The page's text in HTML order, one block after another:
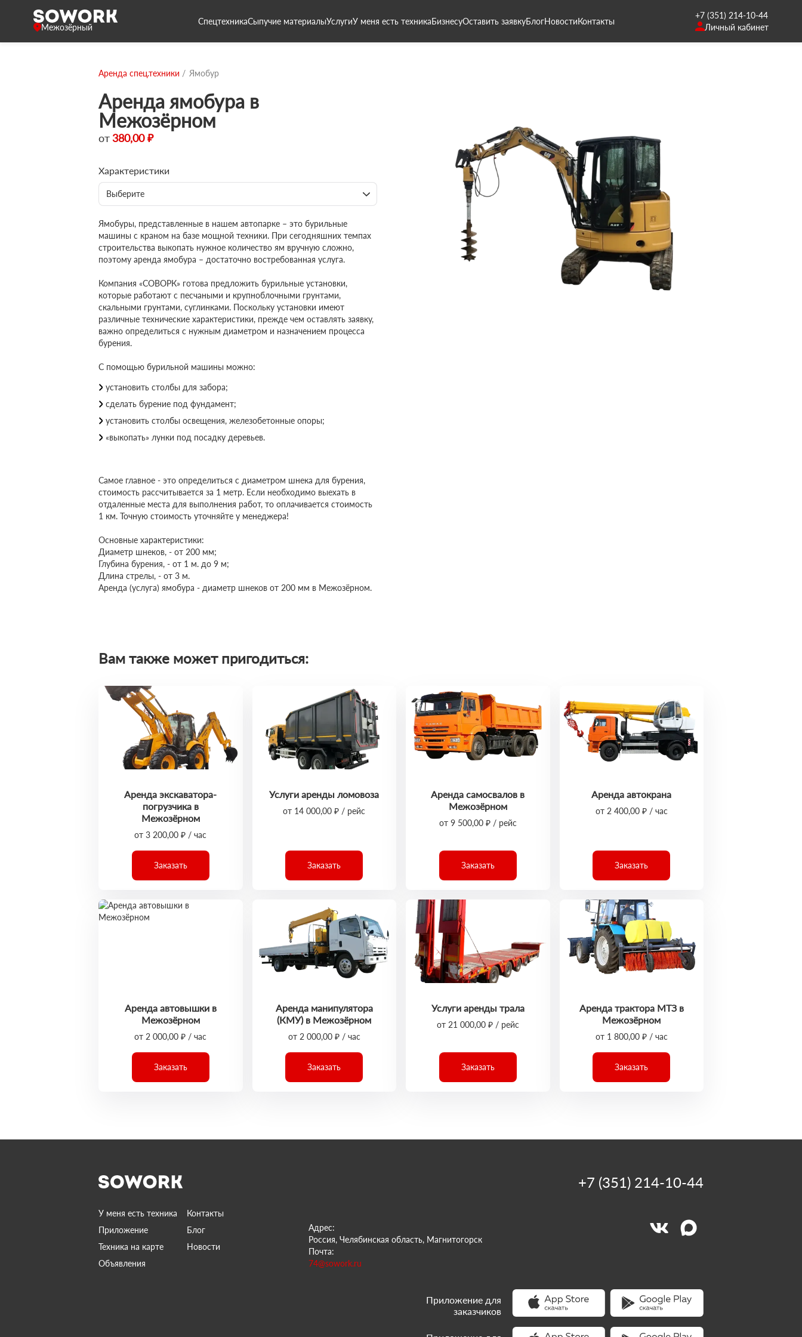
Межозёрный
СпецтехникаСыпучие материалыУслугиУ меня есть техникаБизнесуОставить заявкуБлогНовостиКонтакты
+7 (351) 214-10-44
Личный кабинет
Аренда спец.техники Ямобур
Аренда ямобура в
Межозёрном
от380,00 ₽
Характеристики
Выберите
Ямобуры, представленные в нашем автопарке – это бурильные
машины с краном на базе мощной техники. При сегодняшних темпах
строительства выкопать нужное количество ям вручную сложно,
поэтому аренда ямобура – достаточно востребованная услуга.
Компания «СОВОРК» готова предложить бурильные установки,
которые работают с песчаными и крупноблочными грунтами,
скальными грунтами, суглинками. Поскольку установки имеют
различные технические характеристики, прежде чем оставлять заявку,
важно определиться с нужным диаметром и назначением процесса
бурения.
С помощью бурильной машины можно:
установить столбы для забора;
сделать бурение под фундамент;
установить столбы освещения, железобетонные опоры;
«выкопать» лунки под посадку деревьев.
Самое главное - это определиться с диаметром шнека для бурения,
стоимость рассчитывается за 1 метр. Если необходимо выехать в
отдаленные места для выполнения работ, то оплачивается стоимость
1 км. Точную стоимость уточняйте у менеджера!
Основные характеристики:
Диаметр шнеков, - от 200 мм;
Глубина бурения, - от 1 м. до 9 м;
Длина стрелы, - от 3 м.
Аренда (услуга) ямобура - диаметр шнеков от 200 мм в Межозёрном.
Вам также может пригодиться:
Аренда экскаватора-
погрузчика в
Межозёрном
от 3 200,00 ₽ / час
Заказать
Услуги аренды ломовоза
от 14 000,00 ₽ / рейс
Заказать
Аренда самосвалов в
Межозёрном
от 9 500,00 ₽ / рейс
Заказать
Аренда автокрана
от 2 400,00 ₽ / час
Заказать
Аренда автовышки в
Межозёрном
от 2 000,00 ₽ / час
Заказать
Аренда манипулятора
(КМУ) в Межозёрном
от 2 000,00 ₽ / час
Заказать
Услуги аренды трала
от 21 000,00 ₽ / рейс
Заказать
Аренда трактора МТЗ в
Межозёрном
от 1 800,00 ₽ / час
Заказать
У меня есть техника
Контакты
Приложение
Блог
Техника на карте
Новости
Объявления
Адрес:
Россия, Челябинская область, Магнитогорск
Почта:
74@sowork.ru
+7 (351) 214-10-44
Приложение для
заказчиков